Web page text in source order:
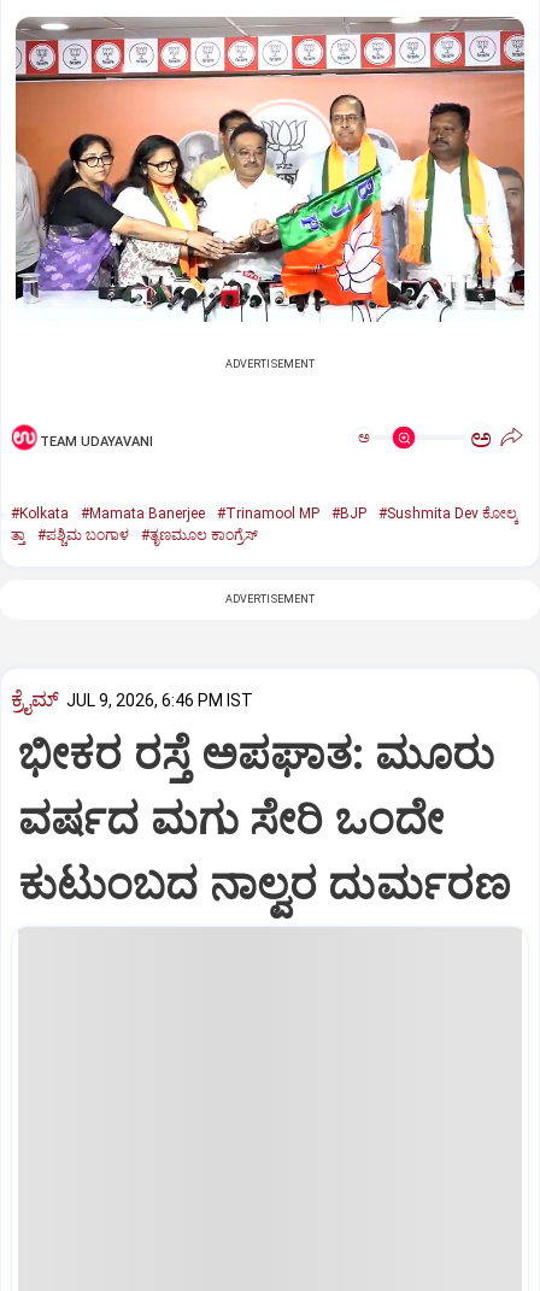
ADVERTISEMENT
TEAM UDAYAVANI ಅ ಅ
#Kolkata #Mamata Banerjee #Trinamool MP #BJP
#Sushmita Dev ಕೋಲ್ಕ
ತ್ತಾ
#ಪಶ್ಚಿಮ ಬಂಗಾಳ #ತೃಣಮೂಲ ಕಾಂಗ್ರೆಸ್
ADVERTISEMENT
ಕ್ರೈಮ್ JUL 9, 2026, 6:46 PM IST
ಭೀಕರ ರಸ್ತೆ ಅಪಘಾತ: ಮೂರು
ವರ್ಷದ ಮಗು ಸೇರಿ ಒಂದೇ
ಕುಟುಂಬದ ನಾಲ್ವರ ದುರ್ಮರಣ